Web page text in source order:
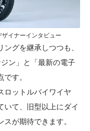
イナーインタビュー
グを継承しつつも、
ン」と「最新の電子
す。
ロットルバイワイヤ
いて、旧型以上にダイ
が期待できます。